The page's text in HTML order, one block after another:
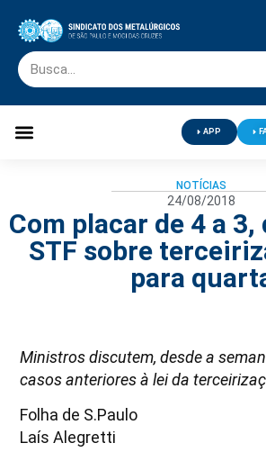
APP
NOTÍCIAS
24/08/2018
Com placar de 4 a 3,
STF sobre
para
Ministros discutem, desde a
casos anteriores à lei da
Folha de S.Paulo
Laís Alegretti